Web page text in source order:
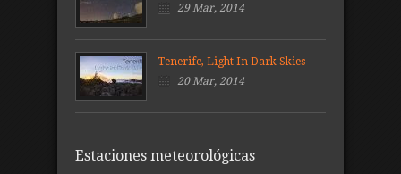
29 Mar, 2014
Tenerife, Light In Dark Skies
20 Mar, 2014
Estaciones meteorológicas